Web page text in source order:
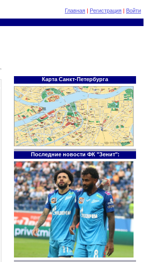
Главная | Регистрация | Войти
Карта Санкт-Петербурга
Последние новости ФК "Зенит":